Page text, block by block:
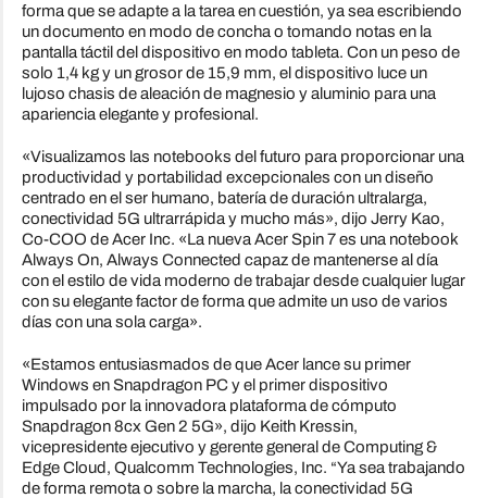
forma que se adapte a la tarea en cuestión, ya sea escribiendo
un documento en modo de concha o tomando notas en la
pantalla táctil del dispositivo en modo tableta. Con un peso de
solo 1,4 kg y un grosor de 15,9 mm, el dispositivo luce un
lujoso chasis de aleación de magnesio y aluminio para una
apariencia elegante y profesional.
«Visualizamos las notebooks del futuro para proporcionar una
productividad y portabilidad excepcionales con un diseño
centrado en el ser humano, batería de duración ultralarga,
conectividad 5G ultrarrápida y mucho más», dijo Jerry Kao,
Co-COO de Acer Inc. «La nueva Acer Spin 7 es una notebook
Always On, Always Connected capaz de mantenerse al día
con el estilo de vida moderno de trabajar desde cualquier lugar
con su elegante factor de forma que admite un uso de varios
días con una sola carga».
«Estamos entusiasmados de que Acer lance su primer
Windows en Snapdragon PC y el primer dispositivo
impulsado por la innovadora plataforma de cómputo
Snapdragon 8cx Gen 2 5G», dijo Keith Kressin,
vicepresidente ejecutivo y gerente general de Computing &
Edge Cloud, Qualcomm Technologies, Inc. “Ya sea trabajando
de forma remota o sobre la marcha, la conectividad 5G